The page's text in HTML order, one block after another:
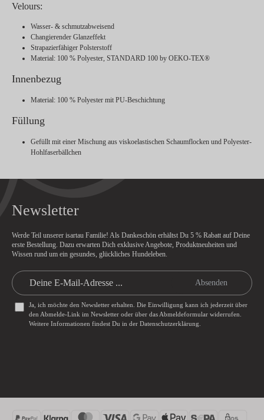
Velours:
Wasser- & schmutzabweisend
Changierender Glanzeffekt
Strapazierfähiger Polsterstoff
Material: 100 % Polyester, STANDARD 100 by OEKO-TEX®
Innenbezug
Material: 100 % Polyester mit PU-Beschichtung
Füllung
Gefüllt mit einer Mischung aus viskoelastischen Schaumflocken und Polyester-
Hohlfaserbällchen
Newsletter
Werde Teil unserer isartau Familie! Als Dankeschön erhältst Du 5 % Rabatt auf Deine
erste Bestellung. Dazu erwarten Dich exklusive Angebote, Produktneuheiten und
Wissen rund um ein gesundes, glückliches Hundeleben.
Absenden
Ja, ich möchte den Newsletter erhalten. Die Einwilligung kann ich jederzeit über
den Abmelde-Link im Newsletter oder über das Abmeldeformularwiderrufen.
Weitere Informationen findest Du in der Datenschutzerklärung